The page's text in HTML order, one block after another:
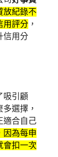
放紀錄不
用評分 ，
信用分
吸引顧
選擇，
適合自己
因為每申
會扣一次